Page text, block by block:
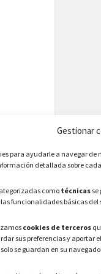
Gestionar
para ayudarle a navegar
detallada sobre
como técnicas
funcionalidades básicas del
cookies de terceros
sus preferencias y aportar
solo se guardan en su